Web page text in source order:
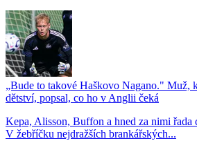
„Bude to takové Haškovo Nagano." Muž,
dětství, popsal, co ho v Anglii čeká
Kepa, Alisson, Buffon a hned za nimi řada
V žebříčku nejdražších brankářských...